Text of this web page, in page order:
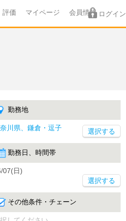
評価 マイページ 会員情報 ログイン
勤務地
川県、鎌倉・逗子
勤務日、時間帯
07(日)
選択する
その他条件・チェーン